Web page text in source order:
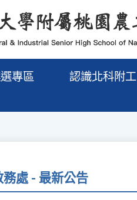
專區 認識北科附工
務處 - 最新公告